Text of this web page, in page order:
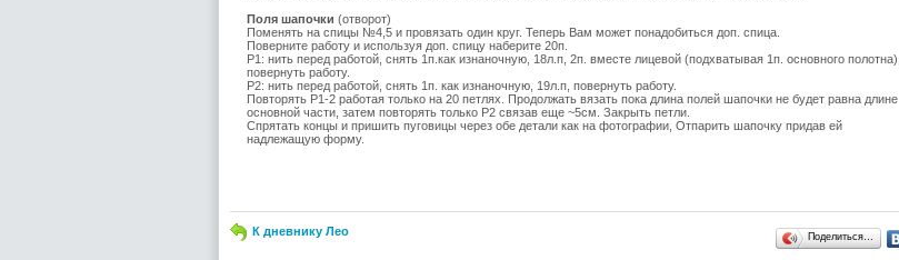
Поля шапочки (отворот)
Поменять на спицы №4,5 и провязать один круг. Теперь Вам может понадобиться доп. спица.
Поверните работу и используя доп. спицу наберите 20п.
Р1: нить перед работой, снять 1п.как изнаночную, 18л.п, 2п. вместе лицевой (подхватывая 1п. основного полотна),
повернуть работу.
Р2: нить перед работой, снять 1п. как изнаночную, 19л.п, повернуть работу.
Повторять Р1-2 работая только на 20 петлях. Продолжать вязать пока длина полей шапочки не будет равна длине
основной части, затем повторять только Р2 связав еще ~5см. Закрыть петли.
Спрятать концы и пришить пуговицы через обе детали как на фотографии, Отпарить шапочку придав ей
надлежащую форму.
К дневнику Лео Поделиться…